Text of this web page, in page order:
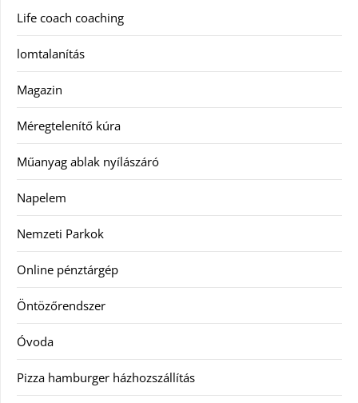
Life coach coaching
lomtalanítás
Magazin
Méregtelenítő kúra
Műanyag ablak nyílászáró
Napelem
Nemzeti Parkok
Online pénztárgép
Öntözőrendszer
Óvoda
Pizza hamburger házhozszállítás